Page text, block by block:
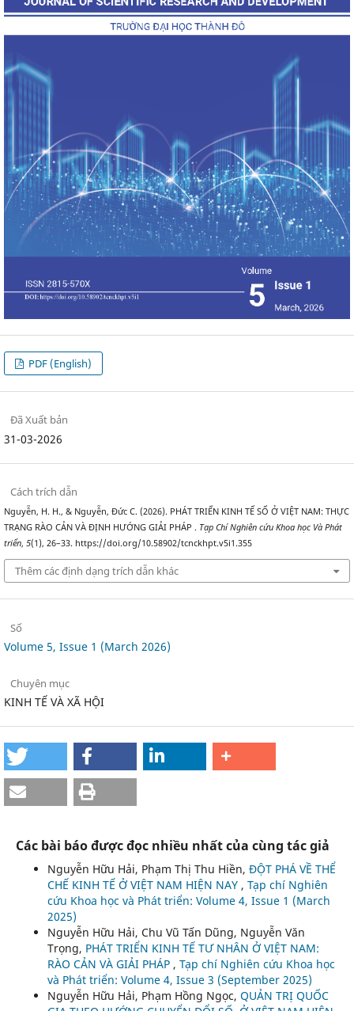
PDF (English)
Đã Xuất bản
31-03-2026
Cách trích dẫn
Nguyễn, H. H., & Nguyễn, Đức C. (2026). PHÁT TRIỂN KINH TẾ SỐ Ở VIỆT NAM: THỰC
TRẠNG RÀO CẢN VÀ ĐỊNH HƯỚNG GIẢI PHÁP . Tạp Chí Nghiên cứu Khoa học Và Phát
triển, 5(1), 26–33. https://doi.org/10.58902/tcnckhpt.v5i1.355
Thêm các định dạng trích dẫn khác
Số
Volume 5, Issue 1 (March 2026)
Chuyên mục
KINH TẾ VÀ XÃ HỘI
Các bài báo được đọc nhiều nhất của cùng tác giả
Nguyễn Hữu Hải, Phạm Thị Thu Hiền, ĐỘT PHÁ VỀ THỂ
CHẾ KINH TẾ Ở VIỆT NAM HIỆN NAY , Tạp chí Nghiên
cứu Khoa học và Phát triển: Volume 4, Issue 1 (March
2025)
Nguyễn Hữu Hải, Chu Vũ Tấn Dũng, Nguyễn Văn
Trọng, PHÁT TRIỂN KINH TẾ TƯ NHÂN Ở VIỆT NAM:
RÀO CẢN VÀ GIẢI PHÁP , Tạp chí Nghiên cứu Khoa học
và Phát triển: Volume 4, Issue 3 (September 2025)
Nguyễn Hữu Hải, Phạm Hồng Ngọc, QUẢN TRỊ QUỐC